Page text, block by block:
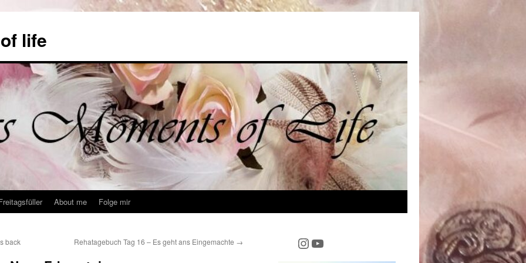
life
About me Folge mir
back Rehatagebuch Tag 16 – Es geht ans Eingemachte → Instagram YouTube